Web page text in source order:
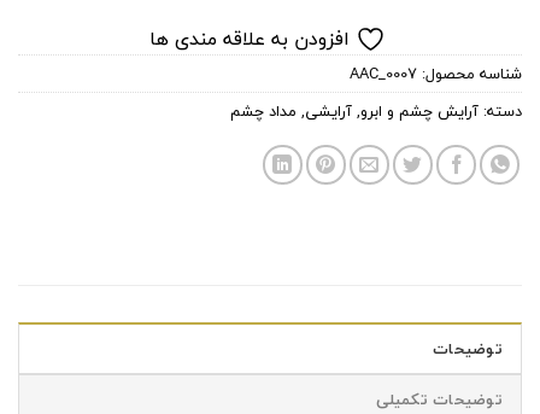
افزودن به علاقه مندی ها
شناسه محصول: AAC_0007
دسته: آرایش چشم و ابرو,آرایشی, مداد چشم
توضیحات
توضیحات تکمیلی